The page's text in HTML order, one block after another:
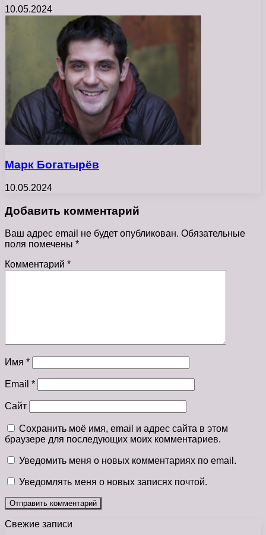
10.05.2024
Марк Богатырёв
10.05.2024
Добавить комментарий
Ваш адрес email не будет опубликован. Обязательные
поля помечены *
Комментарий *
Имя *
Email *
Сайт
Сохранить моё имя, email и адрес сайта в этом
браузере для последующих моих комментариев.
Уведомить меня о новых комментариях по email.
Уведомлять меня о новых записях почтой.
Свежие записи